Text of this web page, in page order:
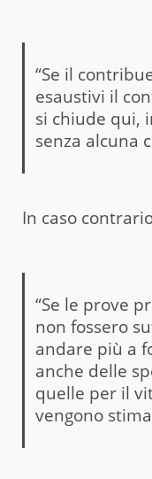
“Se il
esaustivi il
si chiude qui,
senza alcuna
In caso
“Se le prove
non fossero
andare più a
anche delle
quelle per il
vengono